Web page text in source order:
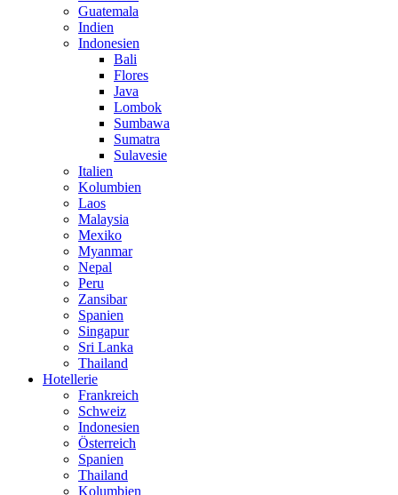
Guatemala
Indien
Indonesien
Bali
Flores
Java
Lombok
Sumbawa
Sumatra
Sulavesie
Italien
Kolumbien
Laos
Malaysia
Mexiko
Myanmar
Nepal
Peru
Zansibar
Spanien
Singapur
Sri Lanka
Thailand
Hotellerie
Frankreich
Schweiz
Indonesien
Österreich
Spanien
Thailand
Kolumbien